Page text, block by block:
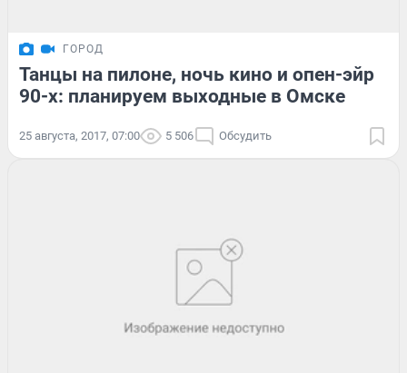
ГОРОД
Танцы на пилоне, ночь кино и опен-эйр
90-х: планируем выходные в Омске
25 августа, 2017, 07:00 5 506 Обсудить